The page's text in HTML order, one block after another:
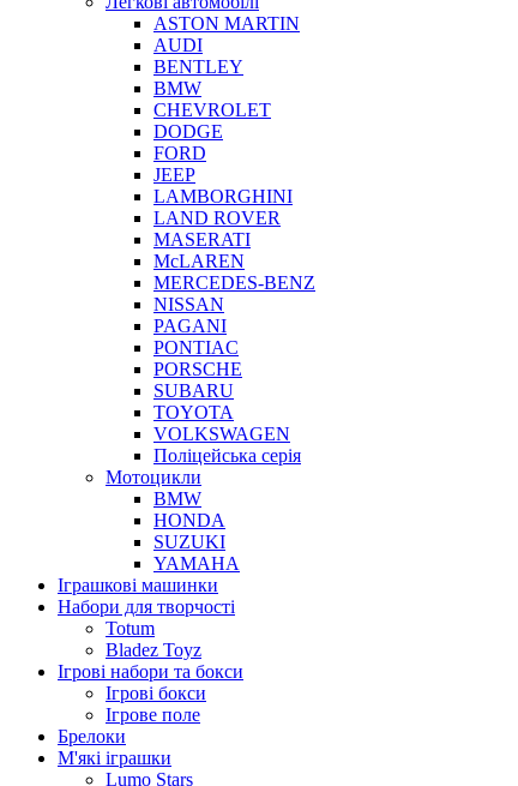
ASTON MARTIN
AUDI
BENTLEY
BMW
CHEVROLET
DODGE
FORD
JEEP
LAMBORGHINI
LAND ROVER
MASERATI
McLAREN
MERCEDES-BENZ
NISSAN
PAGANI
PONTIAC
PORSCHE
SUBARU
TOYOTA
VOLKSWAGEN
Поліцейська серія
Мотоцикли
BMW
HONDA
SUZUKI
YAMAHA
Іграшкові машинки
Набори для творчості
Totum
Bladez Toyz
Ігрові набори та бокси
Ігрові бокси
Ігрове поле
Брелоки
М'які іграшки
Lumo Stars